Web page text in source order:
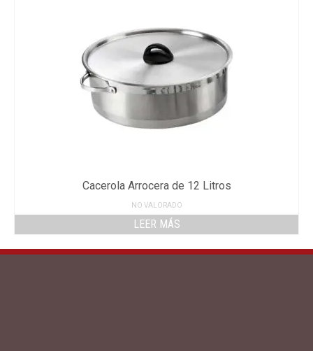
Cacerola Arrocera de 12 Litros
NO VALORADO
LEER MÁS